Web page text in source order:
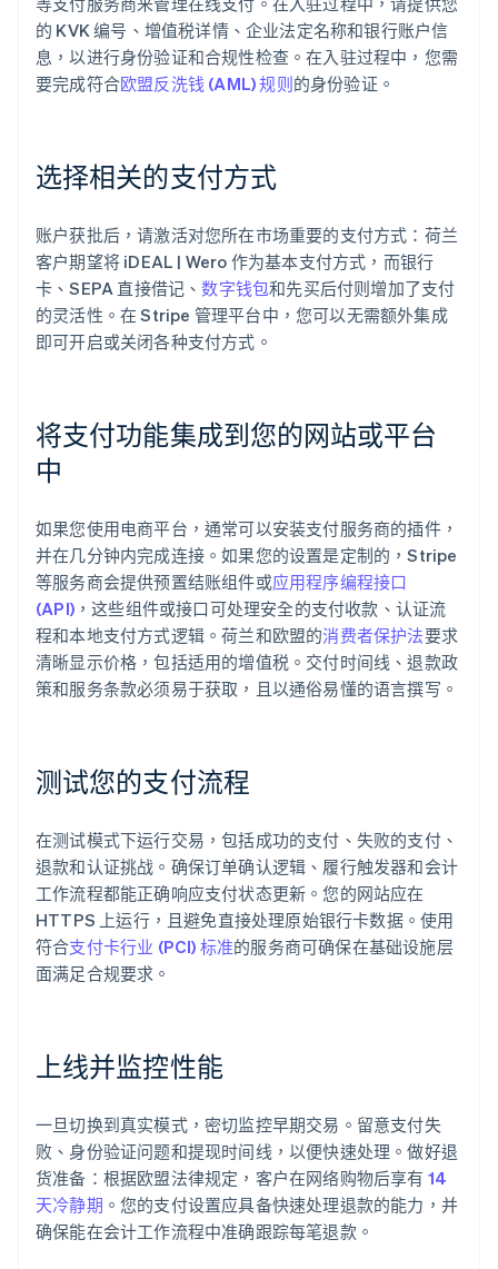
的 KVK 编号、增值税详情、企业法定名称和银行账户信
息，以进行身份验证和合规性检查。在入驻过程中，您需
要完成符合欧盟反洗钱 (AML) 规则的身份验证。
选择相关的支付方式
账户获批后，请激活对您所在市场重要的支付方式：荷兰
客户期望将 iDEAL | Wero 作为基本支付方式，而银行
卡、SEPA 直接借记、数字钱包和先买后付则增加了支付
的灵活性。在 Stripe 管理平台中，您可以无需额外集成
即可开启或关闭各种支付方式。
将支付功能集成到您的网站或平台
中
如果您使用电商平台，通常可以安装支付服务商的插件，
并在几分钟内完成连接。如果您的设置是定制的，Stripe
等服务商会提供预置结账组件或应用程序编程接口
(API) ，这些组件或接口可处理安全的支付收款、认证流
程和本地支付方式逻辑。荷兰和欧盟的消费者保护法要求
清晰显示价格，包括适用的增值税。交付时间线、退款政
策和服务条款必须易于获取，且以通俗易懂的语言撰写。
测试您的支付流程
在测试模式下运行交易，包括成功的支付、失败的支付、
退款和认证挑战。确保订单确认逻辑、履行触发器和会计
工作流程都能正确响应支付状态更新。您的网站应在
HTTPS 上运行，且避免直接处理原始银行卡数据。使用
符合支付卡行业 (PCI) 标准的服务商可确保在基础设施层
面满足合规要求。
上线并监控性能
一旦切换到真实模式，密切监控早期交易。留意支付失
败、身份验证问题和提现时间线，以便快速处理。做好退
货准备：根据欧盟法律规定，客户在网络购物后享有 14
天冷静期 。您的支付设置应具备快速处理退款的能力，并
确保能在会计工作流程中准确跟踪每笔退款。